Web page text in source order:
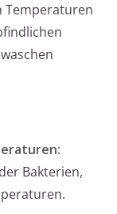
Temperaturen
Bakterien,